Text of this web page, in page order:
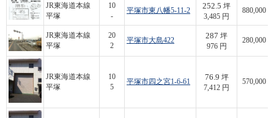
JR東海道本線
平塚
10
-
平塚市東八幡5-11-2
252.5 坪
3,485 円
880,000
JR東海道本線
平塚
20
2
平塚市大島422
287 坪
976 円
280,000
JR東海道本線
平塚
10
5
平塚市四之宮1-6-61
76.9 坪
7,412 円
570,000